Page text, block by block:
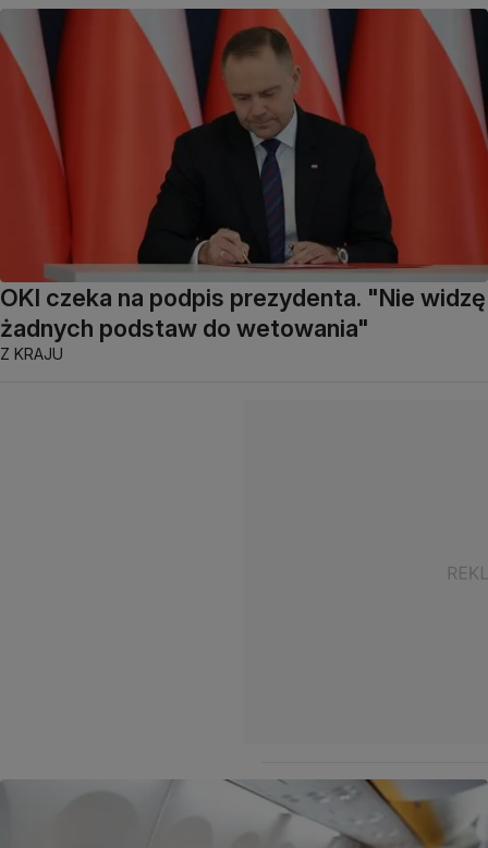
OKI czeka na podpis prezydenta. "Nie widzę
żadnych podstaw do wetowania"
Z KRAJU